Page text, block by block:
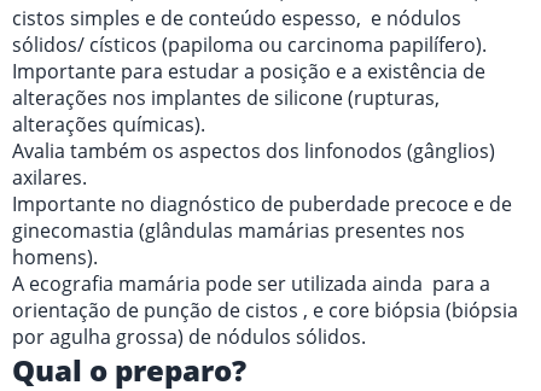
cistos simples e de conteúdo espesso, e nódulos
sólidos/ císticos (papiloma ou carcinoma papilífero).
Importante para estudar a posição e a existência de
alterações nos implantes de silicone (rupturas,
alterações químicas).
Avalia também os aspectos dos linfonodos (gânglios)
axilares.
Importante no diagnóstico de puberdade precoce e de
ginecomastia (glândulas mamárias presentes nos
homens).
A ecografia mamária pode ser utilizada ainda para a
orientação de punção de cistos , e core biópsia (biópsia
por agulha grossa) de nódulos sólidos.
Qual o preparo?